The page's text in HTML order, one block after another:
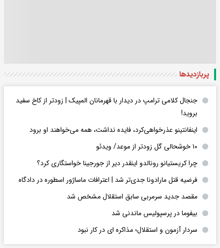
پربازدید‌ها
جنجال کلامی ترامپ در دیدار با قهرمانان المپیک | زودتر از کاخ سفید
بروید!
اینفانتینو عذرخواهی‌کرد، فایده نداشت، همه می‌خواهند او برود
۱۰ خوشحالی گل زودتر از موعد/ ویدئو
چرا کریستیانو رونالدو اینقدر دیر از جورجینا خواستگاری کرد؟
فرضیه قتل مارادونا جدی‌تر شد | اعترافات ماساژور اسطوره در دادگاه
مقصد جدید سرمربی سابق استقلال مشخص شد
بیفوما در پرسپولیس ماندنی شد
سردار آزمون و استقلال؛ مذاکره ای در کار نبود